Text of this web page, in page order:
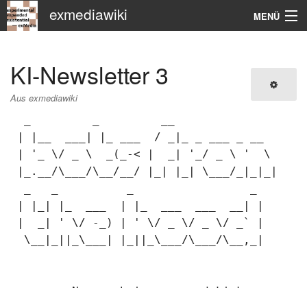
exmediawiki MENÜ
KHM
KI-Newsletter 3
Aus exmediawiki
| |__  ___| |_ ___  / _|_ _ ___ _ __
| '_ \/ _ \  _(_-< |  _| '_/ _ \ '  \
|_.__/\___/\__/__/ |_| |_| \___/_|_|_|
|  _| ' \/ -_) | ' \/ _ \/ _ \/ _` |
  \__|_||_\___| |_||_\___/\___/\__,_|